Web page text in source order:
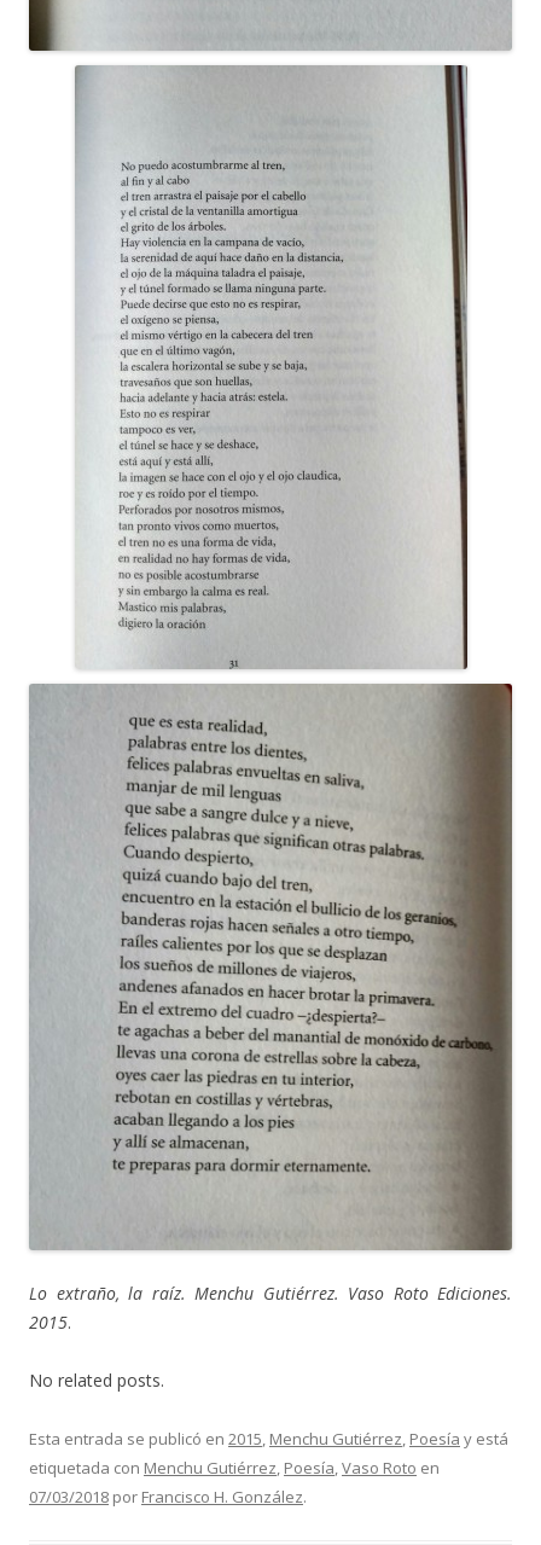
Lo extraño, la raíz. Menchu Gutiérrez. Vaso Roto Ediciones.
2015.
No related posts.
Esta entrada se publicó en 2015, Menchu Gutiérrez, Poesía y está
etiquetada con Menchu Gutiérrez, Poesía,Vaso Roto en
07/03/2018 por Francisco H. González.